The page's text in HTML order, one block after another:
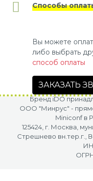
Способы
Вы можете
либо выбрать
способ оплаты
ЗАКАЗАТЬ
Бренд iDO
OOO "Минрус" -
Miniconf в
125424, г. Москва,
Стрешнево вн.тер.г.,